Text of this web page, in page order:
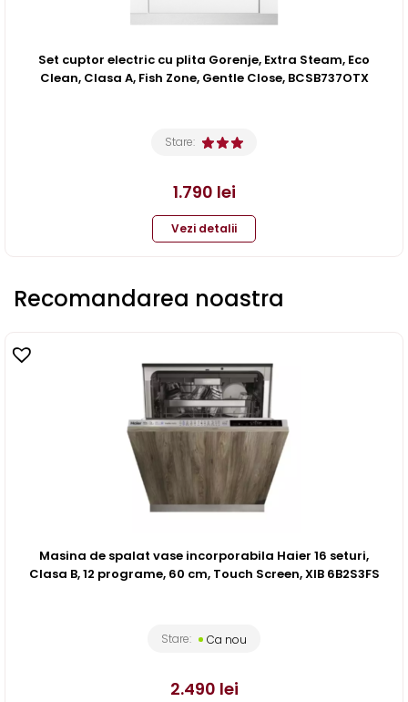
Set cuptor electric cu plita Gorenje, Extra Steam, Eco
Clean, Clasa A, Fish Zone, Gentle Close, BCSB737OTX
Stare:
1.790 lei
Vezi detalii
Recomandarea noastra
Masina de spalat vase incorporabila Haier 16 seturi,
Clasa B, 12 programe, 60 cm, Touch Screen, XIB 6B2S3FS
Stare: Ca nou
2.490 lei